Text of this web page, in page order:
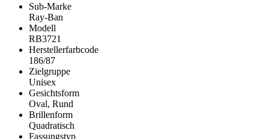
Sub-Marke
Ray-Ban
Modell
RB3721
Herstellerfarbcode
186/87
Zielgruppe
Unisex
Gesichtsform
Oval, Rund
Brillenform
Quadratisch
Fassungstyp